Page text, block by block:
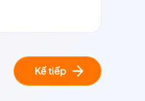
Kế tiếp